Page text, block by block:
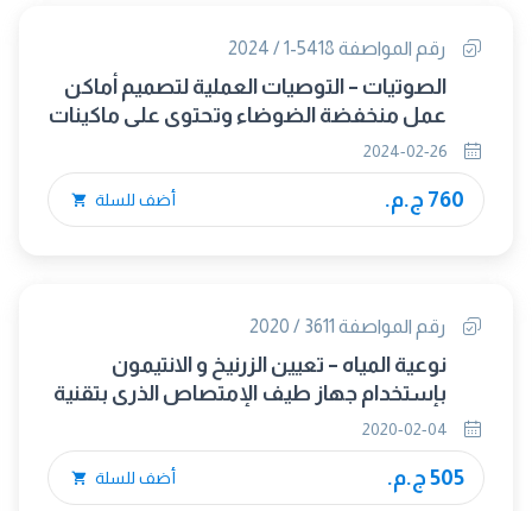
رقم المواصفة 5418-1 / 2024
الصوتيات – التوصيات العملية لتصميم أماكن
عمل منخفضة الضوضاء وتحتوى على ماكينات
الجزء الأول : استراتيجيات التحكم فى الضوضاء
760 ج.م. أضف للسلة
رقم المواصفة 3611 / 2020
نوعية المياه – تعيين الزرنيخ و الانتيمون
بإستخدام جهاز طيف الإمتصاص الذرى بتقنية
الهيدريد ( HG-AAS )
505 ج.م. أضف للسلة